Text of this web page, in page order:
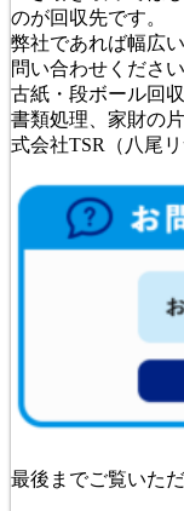
のが回収先です。
弊社であれば幅広
問い合わせください
古紙・段ボール回
書類処理、家財の
式会社TSR（八尾
最後までご覧いた